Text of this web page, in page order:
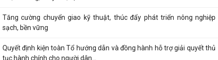
Tăng cường chuyển giao kỹ thuật, thúc đẩy phát triển nông nghiệp
sạch, bền vững
Quyết định kiện toàn Tổ hướng dẫn và đồng hành hỗ trợ giải quyết thủ
tục hành chính cho người dân...